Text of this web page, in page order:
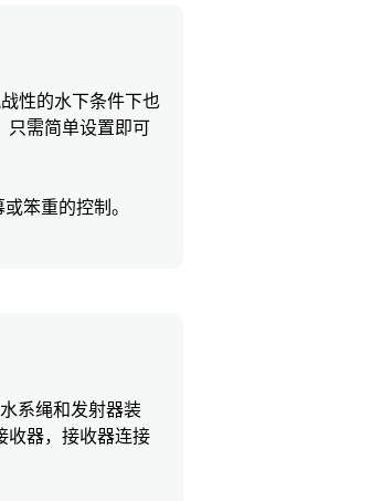
性的水下条件下也
只需简单设置即可
笨重的控制。
系绳和发射器装
收器，接收器连接